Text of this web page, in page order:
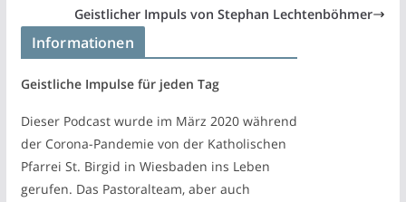
Geistlicher Impuls von Stephan Lechtenböhmer
Informationen
Geistliche Impulse für jeden Tag
Dieser Podcast wurde im März 2020 während
der Corona-Pandemie von der Katholischen
Pfarrei St. Birgid in Wiesbaden ins Leben
gerufen. Das Pastoralteam, aber auch